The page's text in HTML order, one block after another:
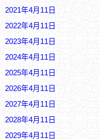
2021年4月11日
2022年4月11日
2023年4月11日
2024年4月11日
2025年4月11日
2026年4月11日
2027年4月11日
2028年4月11日
2029年4月11日